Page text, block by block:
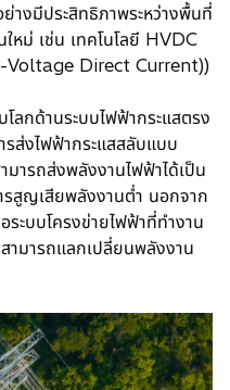
างมีประสิทธิภาพระหว่างพื้นที่
ใหม่ เช่น เทคโนโลยี HVDC
Voltage Direct Current))
กด้านระบบไฟฟ้ากระแสตรง
รส่งไฟฟ้ากระแสสลับแบบ
มารถส่งพลังงานไฟฟ้าได้เป็น
รสูญเสียพลังงานต่ำ นอกจาก
ระบบโครงข่ายไฟฟ้าที่ทำงาน
ามารถแลกเปลี่ยนพลังงาน